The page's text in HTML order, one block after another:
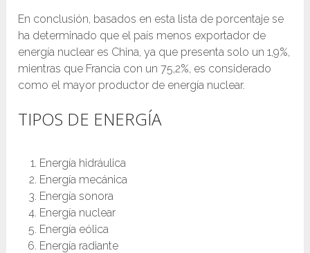
En conclusión, basados en esta lista de porcentaje se
ha determinado que el país menos exportador de
energía nuclear es China, ya que presenta solo un 1,9%,
mientras que Francia con un 75,2%, es considerado
como el mayor productor de energía nuclear.
TIPOS DE ENERGÍA
Energía hidráulica
Energía mecánica
Energía sonora
Energía nuclear
Energía eólica
Energía radiante